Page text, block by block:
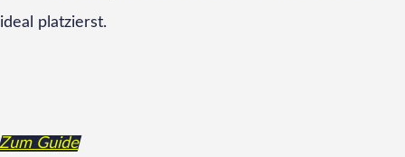
ideal platzierst.
Guide